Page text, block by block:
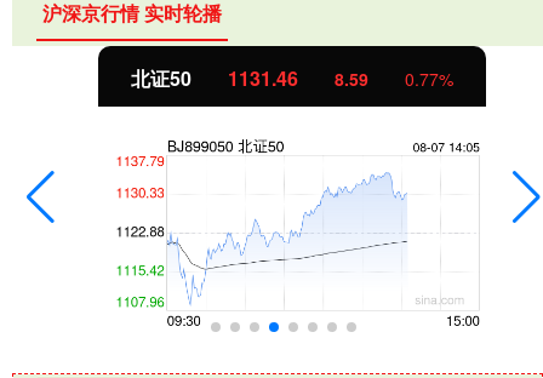
沪深京行情 实时轮播
北证50 1131.46 8.59 0.77%